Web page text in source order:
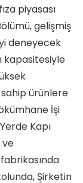
piyasası
gelişmiş
deneyecek
kapasitesiyle
ürünlere
İşi
Kapı
ve
Şirketin